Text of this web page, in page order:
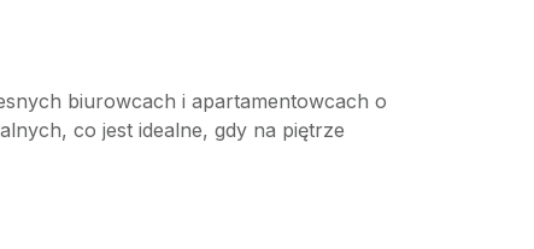
biurowcach i apartamentowcach o
co jest idealne, gdy na piętrze